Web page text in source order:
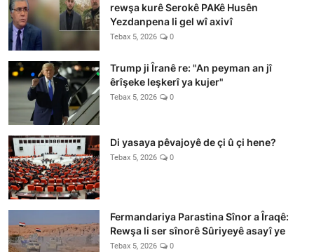
rewşa kurê Serokê PAKê Husên
Yezdanpena li gel wî axivî
Tebax 5, 2026 0
Trump ji Îranê re: "An peyman an jî
êrîşeke leşkerî ya kujer"
Tebax 5, 2026 0
Di yasaya pêvajoyê de çi û çi hene?
Tebax 5, 2026 0
Fermandariya Parastina Sînor a Îraqê:
Rewşa li ser sînorê Sûriyeyê asayî ye
Tebax 5, 2026 0